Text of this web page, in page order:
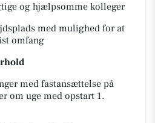
og hjælpsomme kolleger
med mulighed for at
omfang
med fastansættelse på
om uge med opstart 1.